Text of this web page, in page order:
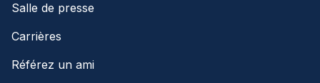
Salle de presse
Carrières
Référez un ami